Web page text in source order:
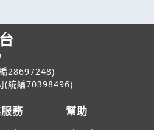
28697248)
(統編70398496)
務 幫助